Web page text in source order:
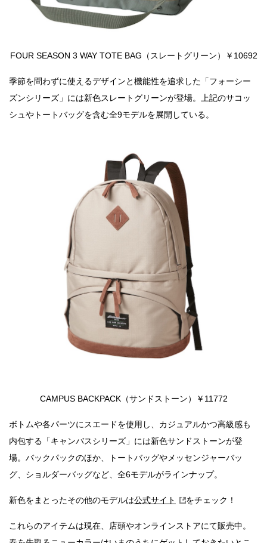
FOUR SEASON 3 WAY TOTE BAG（スレートグリーン）￥10692
季節を問わずに使えるデザインと機能性を追求した「フォーシー
ズンシリーズ」には新色スレートグリーンが登場。上記のサコッ
シュやトートバッグを含む全9モデルを展開している。
CAMPUS BACKPACK（サンドストーン）￥11772
ボトムや各パーツにスエードを使用し、カジュアルかつ高級感も
内包する「キャンバスシリーズ」には新色サンドストーンが登
場。バックパックのほか、トートバッグやメッセンジャーバッ
グ、ショルダーバッグなど、全6モデルがラインナップ。
新色をまとったその他のモデルは公式サイト をチェック！
これらのアイテムは現在、店頭やオンラインストアにて販売中。